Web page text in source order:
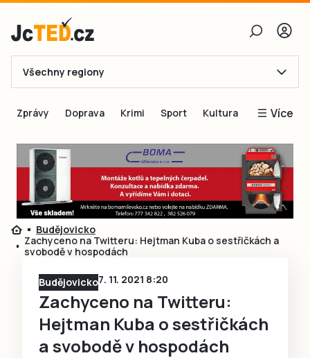
E-mail
Obnovit heslo
Přihlásit se
Přihlásit se přes Facebook
Ještě nemám účet, chci se
Všechny regiony
Zprávy Doprava Krimi Sport Kultura Více
Blogy
Inspirace
Čtenáři píší
Speciální přílohy
Budějovicko
Zachyceno na Twitteru: Hejtman Kuba o sestřičkách a
svobodě v hospodách
Budějovicko7. 11. 2021 8:20
Zachyceno na Twitteru:
Hejtman Kuba o sestřičkách
a svobodě v hospodách